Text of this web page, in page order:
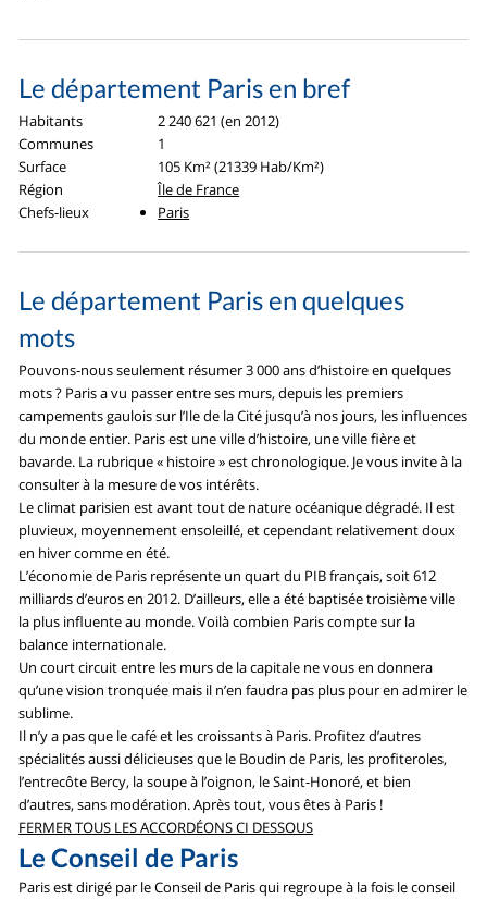
Le département Paris en bref
Habitants
2 240 621 (en 2012)
Communes
1
Surface
105 Km² (21339 Hab/Km²)
Région
Île de France
Chefs-lieux
Paris
Le département Paris en quelques
mots
Pouvons-nous seulement résumer 3 000 ans d’histoire en quelques
mots ? Paris a vu passer entre ses murs, depuis les premiers
campements gaulois sur l’Ile de la Cité jusqu’à nos jours, les influences
du monde entier. Paris est une ville d’histoire, une ville fière et
bavarde. La rubrique « histoire » est chronologique. Je vous invite à la
consulter à la mesure de vos intérêts.
Le climat parisien est avant tout de nature océanique dégradé. Il est
pluvieux, moyennement ensoleillé, et cependant relativement doux
en hiver comme en été.
L’économie de Paris représente un quart du PIB français, soit 612
milliards d’euros en 2012. D’ailleurs, elle a été baptisée troisième ville
la plus influente au monde. Voilà combien Paris compte sur la
balance internationale.
Un court circuit entre les murs de la capitale ne vous en donnera
qu’une vision tronquée mais il n’en faudra pas plus pour en admirer le
sublime.
Il n’y a pas que le café et les croissants à Paris. Profitez d’autres
spécialités aussi délicieuses que le Boudin de Paris, les profiteroles,
l’entrecôte Bercy, la soupe à l’oignon, le Saint-Honoré, et bien
d’autres, sans modération. Après tout, vous êtes à Paris !
FERMER TOUS LES ACCORDÉONS CI DESSOUS
Le Conseil de Paris
Paris est dirigé par le Conseil de Paris qui regroupe à la fois le conseil